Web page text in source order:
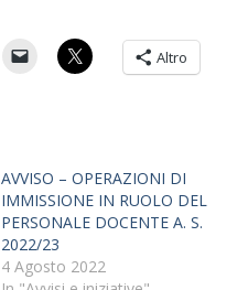
Altro
AVVISO – OPERAZIONI DI
IMMISSIONE IN RUOLO DEL
PERSONALE DOCENTE A. S.
2022/23
4 Agosto 2022